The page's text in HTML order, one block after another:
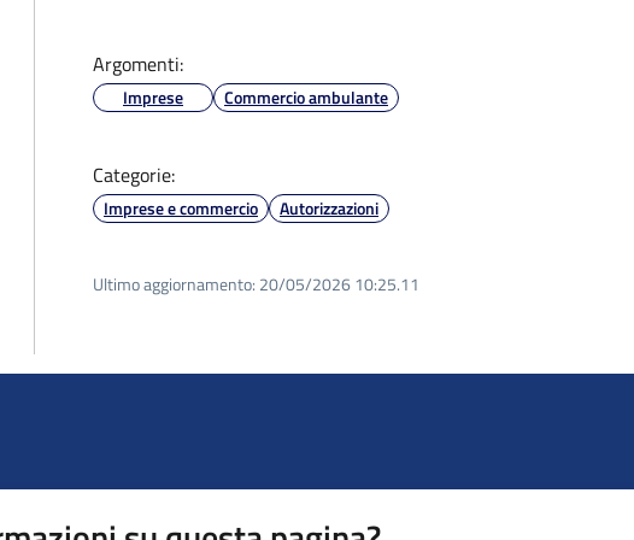
Argomenti:
Imprese Commercio ambulante
Categorie:
Imprese e commercio Autorizzazioni
Ultimo aggiornamento: 20/05/2026 10:25.11